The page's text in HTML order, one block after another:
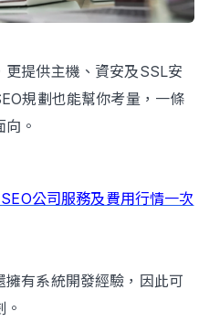
提供主機、資安及SSL安
規劃也能幫你考量，一條
。
公司服務及費用行情一次
有系統開發經驗，因此可